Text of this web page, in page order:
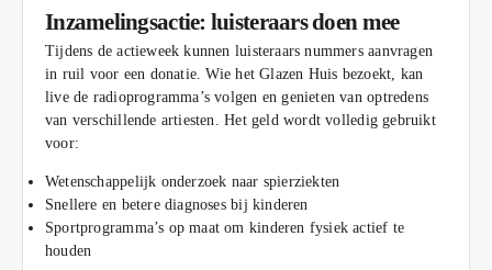
Inzamelingsactie: luisteraars doen mee
Tijdens de actieweek kunnen luisteraars nummers aanvragen
in ruil voor een donatie. Wie het Glazen Huis bezoekt, kan
live de radioprogramma’s volgen en genieten van optredens
van verschillende artiesten. Het geld wordt volledig gebruikt
voor:
Wetenschappelijk onderzoek naar spierziekten
Snellere en betere diagnoses bij kinderen
Sportprogramma’s op maat om kinderen fysiek actief te
houden